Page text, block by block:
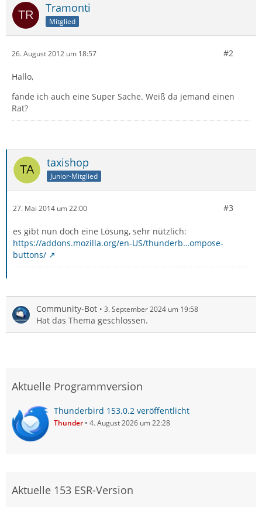
Tramonti
Mitglied
26. August 2012 um 18:57 #2
Hallo,
fände ich auch eine Super Sache. Weiß da jemand einen
Rat?
taxishop
Junior-Mitglied
27. Mai 2014 um 22:00 #3
es gibt nun doch eine Lösung, sehr nützlich:
https://addons.mozilla.org/en-US/thunderb…ompose-
buttons/
Community-Bot 3. September 2024 um 19:58
Hat das Thema geschlossen.
Aktuelle Programmversion
Thunderbird 153.0.2 veröffentlicht
Thunder 4. August 2026 um 22:28
Aktuelle 153 ESR-Version